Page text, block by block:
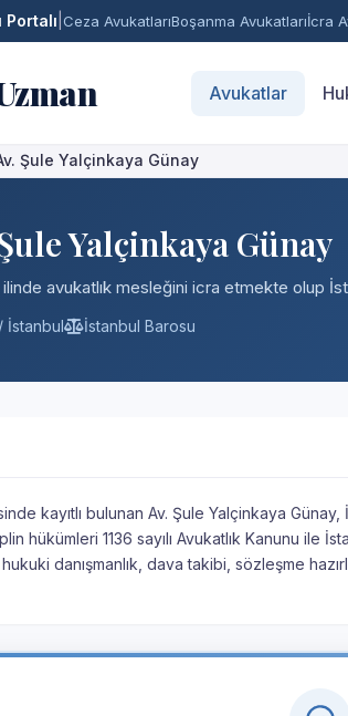
Ceza AvukatlarıBoşanma Avukatlarıİcra
Avukatlar
Şule Yalçinkaya Günay
Yalçinkaya Günay
avukatlık mesleğini icra etmekte olup
İstanbul İstanbul Barosu
kayıtlı bulunan Av. Şule Yalçinkaya
hükümleri 1136 sayılı Avukatlık Kanunu ile
danışmanlık, dava takibi, sözleşme